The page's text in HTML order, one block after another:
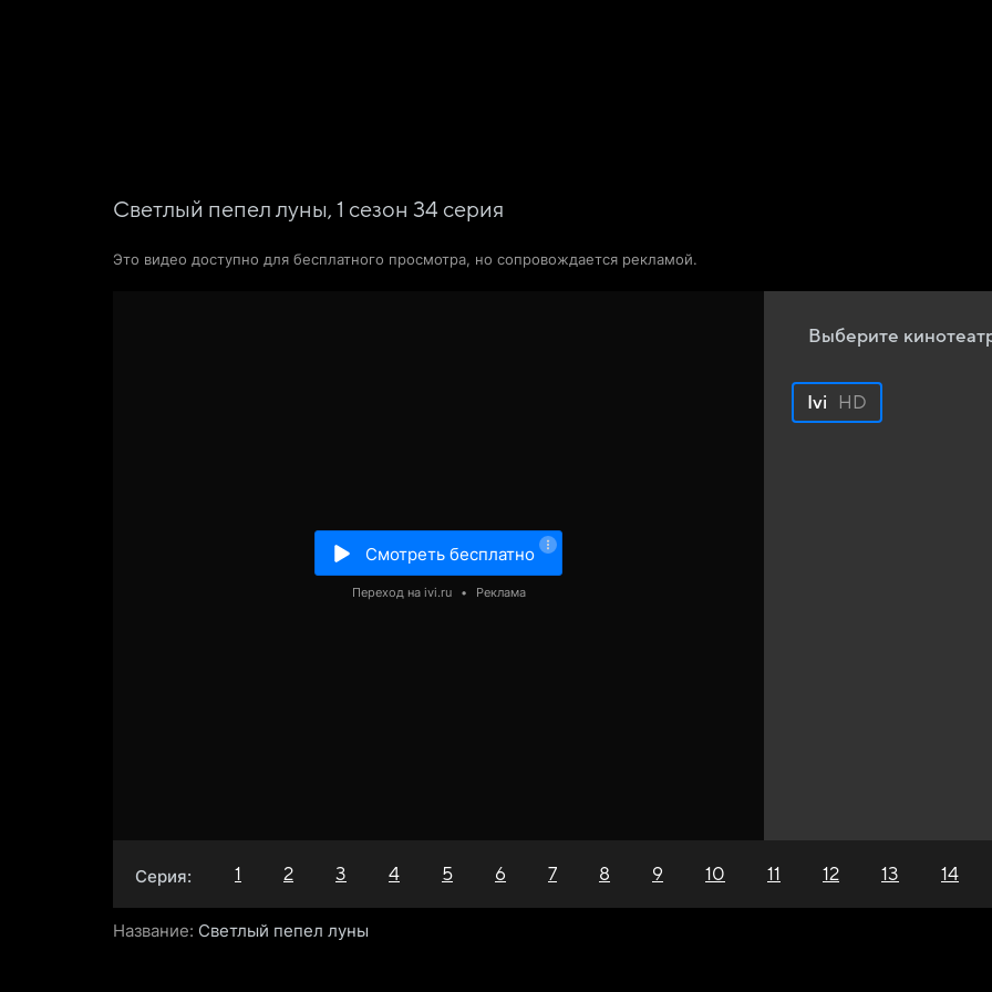
Светлый пепел луны, 1 сезон 34 серия
Это видео доступно для бесплатного просмотра, но сопровождается рекламой.
Смотреть бесплатно
Переход на ivi.ru • Реклама
Выберите
Ivi HD
Серия: 1 2 3 4 5 6 7 8 9 10 11 12 13 14
Название: Светлый пепел луны